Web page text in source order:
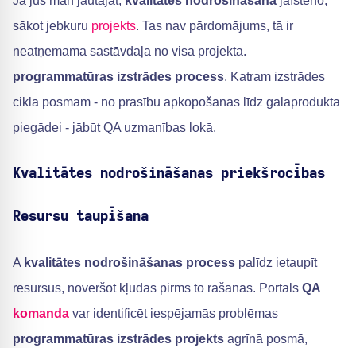
sākot jebkuru projekts. Tas nav pārdomājums, tā ir
neatņemama sastāvdaļa no visa projekta.
programmatūras izstrādes process. Katram izstrādes
cikla posmam - no prasību apkopošanas līdz galaprodukta
piegādei - jābūt QA uzmanības lokā.
Kvalitātes nodrošināšanas priekšrocības
Resursu taupīšana
A kvalitātes nodrošināšanas process palīdz ietaupīt
resursus, novēršot kļūdas pirms to rašanās. Portāls QA
komanda var identificēt iespējamās problēmas
programmatūras izstrādes projekts agrīnā posmā,